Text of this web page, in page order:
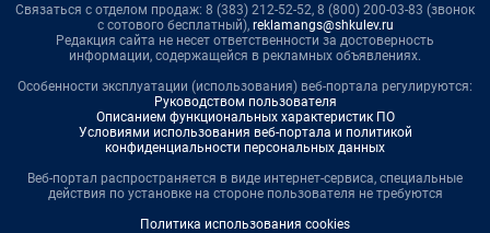
Связаться с отделом продаж: 8 (383) 212-52-52, 8 (800) 200-03-83 (звонок
с сотового бесплатный), reklamangs@shkulev.ru
Редакция сайта не несет ответственности за достоверность
информации, содержащейся в рекламных объявлениях.
Особенности эксплуатации (использования) веб-портала регулируются:
Руководством пользователя
Описанием функциональных характеристик ПО
Условиями использования веб-портала и политикой
конфиденциальности персональных данных
Веб-портал распространяется в виде интернет-сервиса, специальные
действия по установке на стороне пользователя не требуются
Политика использования cookies